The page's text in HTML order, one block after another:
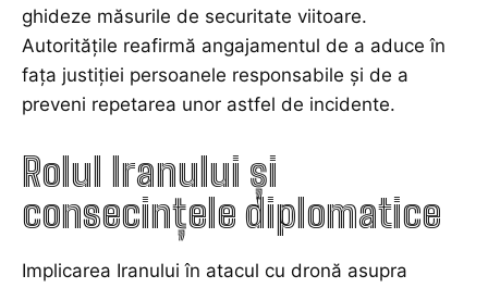
ghideze măsurile de securitate viitoare.
Autoritățile reafirmă angajamentul de a aduce în
fața justiției persoanele responsabile și de a
preveni repetarea unor astfel de incidente.
Rolul Iranului și
consecințele diplomatice
Implicarea Iranului în atacul cu dronă asupra